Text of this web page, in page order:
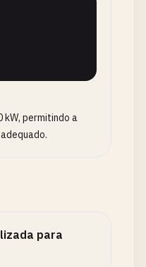
kW, permitindo a
para